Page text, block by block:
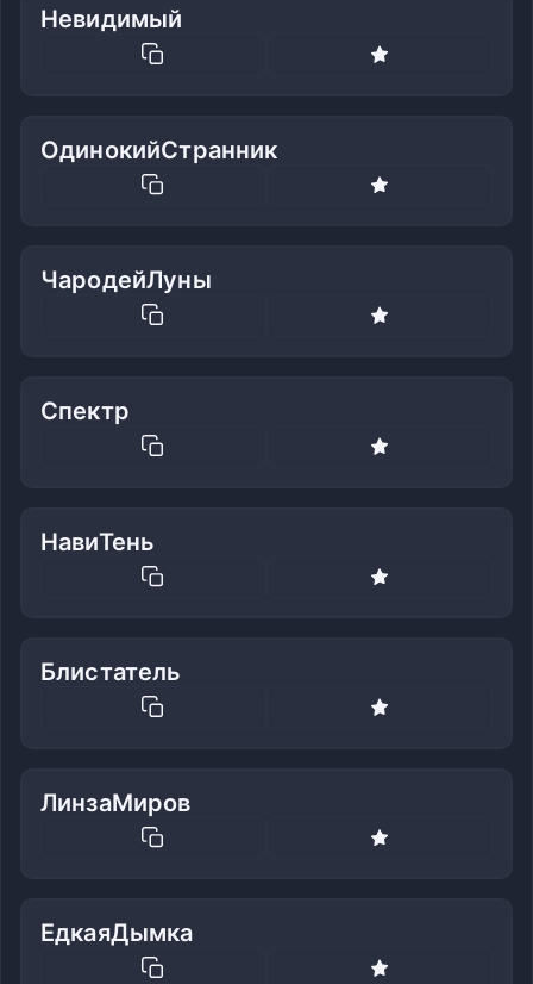
Невидимый
ОдинокийСтранник
ЧародейЛуны
Спектр
НавиТень
Блистатель
ЛинзаМиров
ЕдкаяДымка